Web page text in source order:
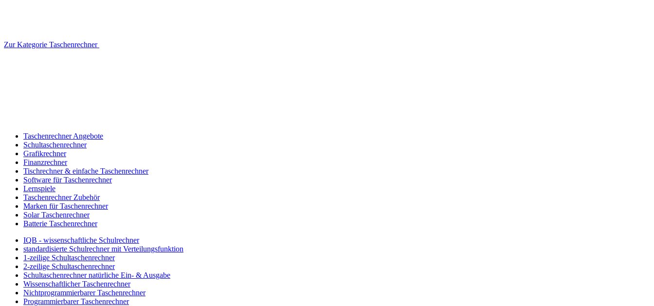
Zur Kategorie Taschenrechner
Taschenrechner Angebote
Schultaschenrechner
Grafikrechner
Finanzrechner
Tischrechner & einfache Taschenrechner
Software für Taschenrechner
Lernspiele
Taschenrechner Zubehör
Marken für Taschenrechner
Solar Taschenrechner
Batterie Taschenrechner
IQB - wissenschaftliche Schulrechner
standardisierte Schulrechner mit Verteilungsfunktion
1-zeilige Schultaschenrechner
2-zeilige Schultaschenrechner
Schultaschenrechner natürliche Ein- & Ausgabe
Wissenschaftlicher Taschenrechner
Nichtprogrammierbarer Taschenrechner
Programmierbarer Taschenrechner